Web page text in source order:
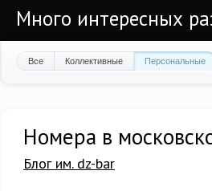
Много интересных
Все Коллективные Персональные
Номера в
Блог им. dz-bar